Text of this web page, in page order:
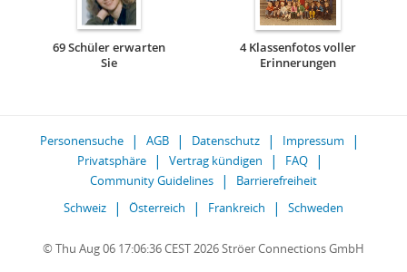
69 Schüler erwarten
Sie
4 Klassenfotos voller
Erinnerungen
Personensuche AGB Datenschutz
Impressum
Privatsphäre
Vertrag kündigen
FAQ
Community Guidelines
Barrierefreiheit
Schweiz
Österreich Frankreich Schweden
© Thu Aug 06 17:06:36 CEST 2026 Ströer Connections GmbH